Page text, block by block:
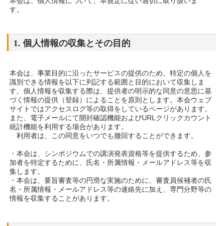
す。
1. 個人情報の収集とその目的
本会は、事業目的に沿ったサービスの提供のため、特定の個人を
識別できる情報を以下に列記する範囲と目的において収集しま
す。個人情報を収集する際は、提供者の明示的な同意の意思に基
づく情報の提供（登録）によることを原則とします。本会ウェブ
サイトではアクセスログ等の取得をしているページがあります。
また、電子メールにて開封確認機能およびURLクリックカウント
統計機能を利用する場合があります。
利用者は、この同意をいつでも撤回することができます。
・本会は、シンポジウムでの講演発表資格等を提供するため、参
加者を特定するために、氏名・所属情報・メールアドレス等を収
集します。
・本会は、要旨審査等の円滑な実施のために、審査員候補者の氏
名・所属情報・メールアドレス等の連絡先に加え、専門分野等の
情報を収集することがあります。